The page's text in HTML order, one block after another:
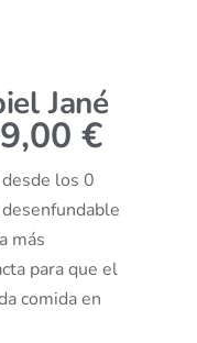
Jané
€
los 0
más
para que el
comida en